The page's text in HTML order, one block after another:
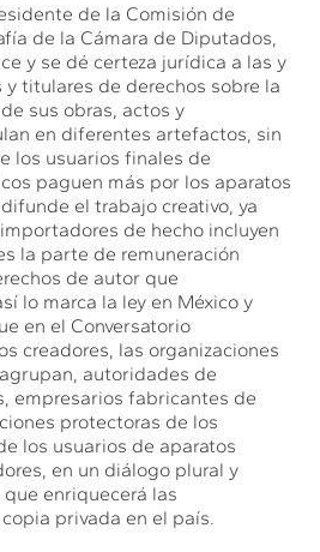
de la Comisión de
de la Cámara de Diputados,
y se dé certeza jurídica a las y
y titulares de derechos sobre la
sus obras, actos y
en diferentes artefactos, sin
los usuarios finales de
paguen más por los aparatos
el trabajo creativo, ya
de hecho incluyen
la parte de remuneración
de autor que
lo marca la ley en México y
en el Conversatorio
creadores, las organizaciones
autoridades de
empresarios fabricantes de
protectoras de los
los usuarios de aparatos
en un diálogo plural y
enriquecerá las
privada en el país.